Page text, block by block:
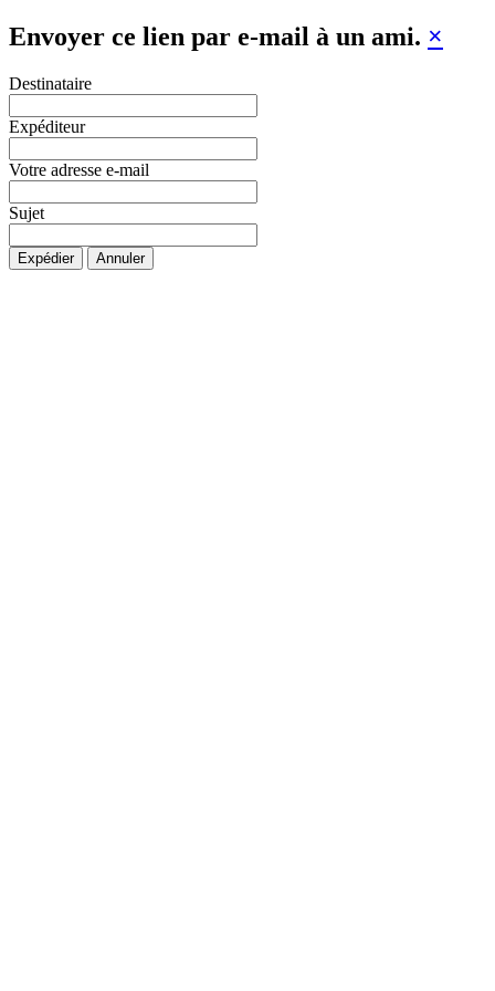
Envoyer ce lien par e-mail à un ami. ×
Destinataire
Expéditeur
Votre adresse e-mail
Sujet
Expédier Annuler